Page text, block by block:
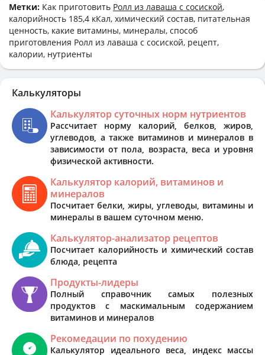
Метки: Как приготовить Ролл из лаваша с сосиской,
калорийность 185,4 кКал, химический состав, питательная
ценность, какие витамины, минералы, способ
приготовления Ролл из лаваша с сосиской, рецепт,
калории, нутриенты
Калькуляторы
Калькулятор суточных норм нутриентов
Рассчитает норму калорий, белков, жиров,
углеводов, а также витаминов и минералов в
зависимости от пола, возраста, веса и уровня
физической активности.
Калькулятор калорий, витаминов и
минералов
Посчитает белки, жиры, углеводы, витамины и
минералы в вашем суточном меню.
Калькулятор-анализатор рецептов
Посчитает калорийность и химический состав
блюда, рецепта
Продукты-лидеры
Полный справочник самых полезных
продуктов с маскимальным содержанием
витаминов и минералов
Рекомедации по похудению
Калькулятор идеального веса, индекс массы